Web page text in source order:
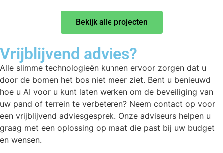
Bekijk alle projecten
Vrijblijvend advies?
Alle slimme technologieën kunnen ervoor zorgen dat u
door de bomen het bos niet meer ziet. Bent u benieuwd
hoe u AI voor u kunt laten werken om de beveiliging van
uw pand of terrein te verbeteren? Neem contact op voor
een vrijblijvend adviesgesprek. Onze adviseurs helpen u
graag met een oplossing op maat die past bij uw budget
en wensen.